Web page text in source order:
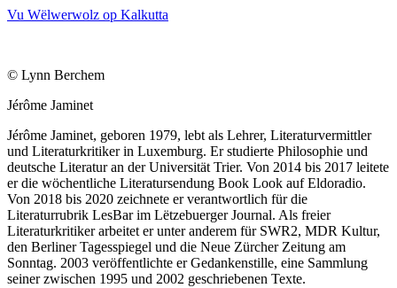
Vu Wëlwerwolz op Kalkutta
© Lynn Berchem
Jérôme Jaminet
Jérôme Jaminet, geboren 1979, lebt als Lehrer, Literaturvermittler
und Literaturkritiker in Luxemburg. Er studierte Philosophie und
deutsche Literatur an der Universität Trier. Von 2014 bis 2017 leitete
er die wöchentliche Literatursendung Book Look auf Eldoradio.
Von 2018 bis 2020 zeichnete er verantwortlich für die
Literaturrubrik LesBar im Lëtzebuerger Journal. Als freier
Literaturkritiker arbeitet er unter anderem für SWR2, MDR Kultur,
den Berliner Tagesspiegel und die Neue Zürcher Zeitung am
Sonntag. 2003 veröffentlichte er Gedankenstille, eine Sammlung
seiner zwischen 1995 und 2002 geschriebenen Texte.